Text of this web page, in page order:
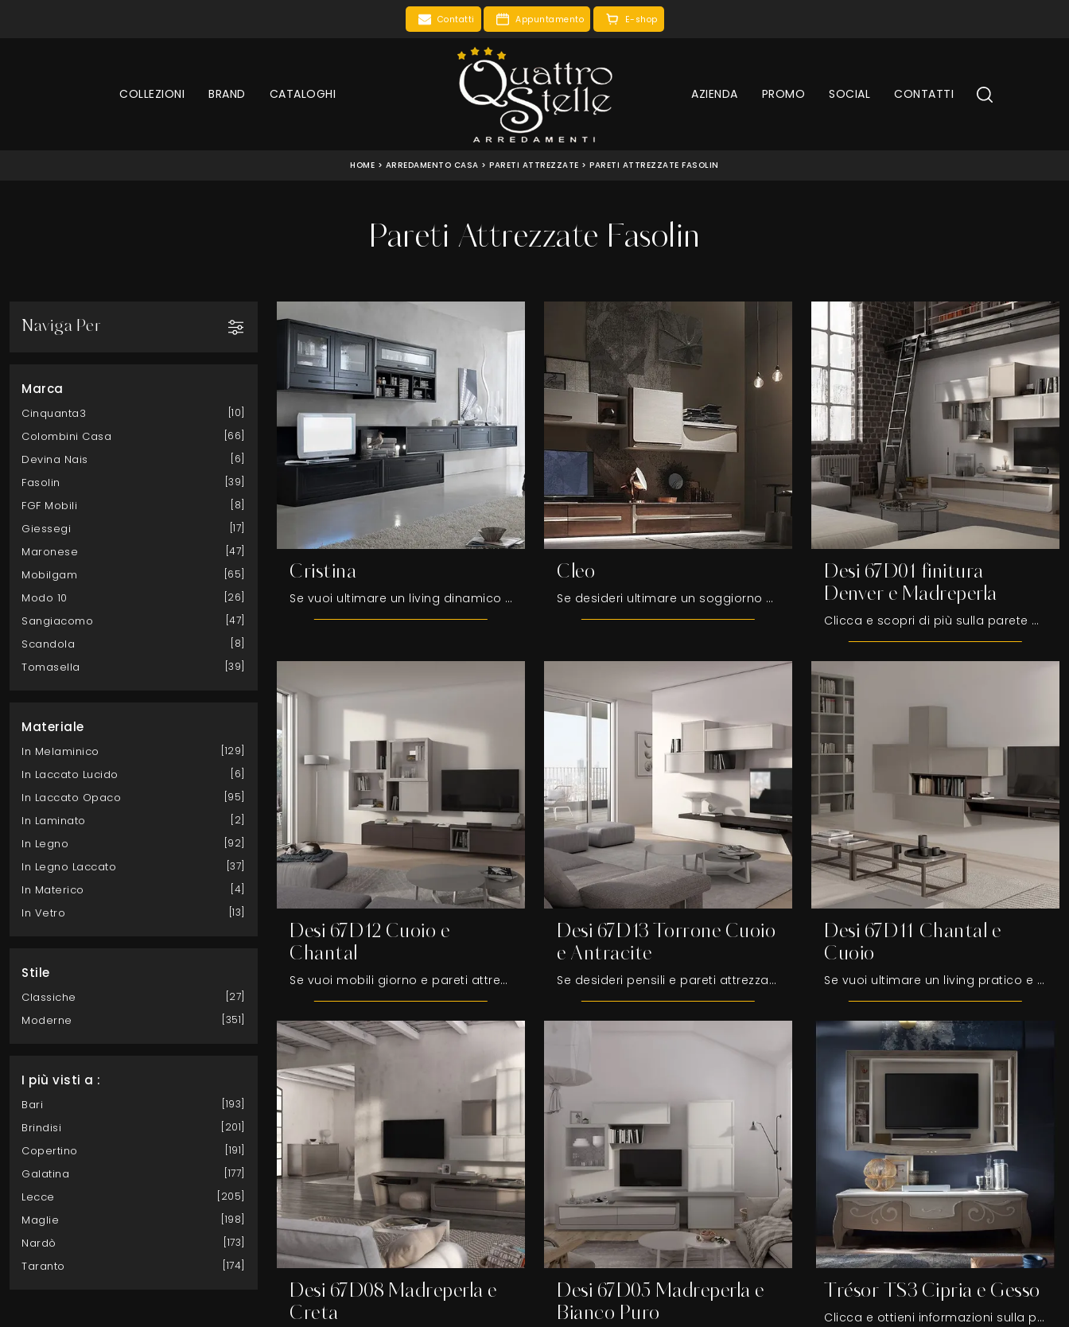
Contatti Appuntamento E-shop
COLLEZIONI BRAND CATALOGHI AZIENDA PROMO SOCIAL CONTATTI
HOME > ARREDAMENTO CASA >PARETI ATTREZZATE >PARETI ATTREZZATE FASOLIN
Pareti Attrezzate Fasolin
Naviga Per
Marca
Cinquanta3 10
Colombini Casa 66
Devina Nais 6
Fasolin 39
FGF Mobili 8
Giessegi 17
Maronese 47
Mobilgam 65
Modo 10 26
Sangiacomo 47
Scandola 8
Tomasella 39
Materiale
In Melaminico 129
In Laccato Lucido 6
In Laccato Opaco 95
In Laminato 2
In Legno 92
In Legno Laccato 37
In Materico 4
In Vetro 13
Stile
Classiche 27
Moderne 351
I più visti a :
Bari 193
Brindisi 201
Copertino 191
Galatina 177
Lecce 205
Maglie 198
Nardò 173
Taranto 174
Cristina
Se vuoi ultimare un living dinamico e operativo dalle linee moderne, ecco a te la parete attrezzata Cristina Fasolin.
Cleo
Se desideri ultimare un soggiorno operativo e pratico dalle linee moderne, ecco a te la parete attrezzata Cleo Fasolin.
Desi 67D01 finitura
Denver e Madreperla
Clicca e scopri di più sulla parete attrezzata Desi 67D01 finitura Denver e Madreperla del marchio Fasolin: è la soluzione dalle linee moderne ideale ...
Desi 67D12 Cuoio e
Chantal
Se vuoi mobili giorno e pareti attrezzate moderne, scegli il modello Desi 67D12 Cuoio e Chantal di Fasolin: clicca e scopri di più!
Desi 67D13 Torrone Cuoio
e Antracite
Se desideri pensili e pareti attrezzate moderne, opta per il modello Desi 67D13 Torrone Cuoio e Antracite di Fasolin: clicca e ottieni informazioni!
Desi 67D11 Chantal e
Cuoio
Se vuoi ultimare un living pratico e dinamico dalle linee moderne, ti offriamo la parete attrezzata Desi 67D11 Chantal e Cuoio Fasolin.
Desi 67D08 Madreperla e
Creta
Desi 67D05 Madreperla e
Bianco Puro
Trésor TS3 Cipria e Gesso
Clicca e ottieni informazioni sulla parete attrezzata Trésor TS3 Cipria e Gesso della firma Fasolin: è la soluzione dalle linee moderne ideale per te.